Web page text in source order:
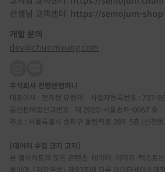
선생님 고객센터: https://semojum-
개발 문의
dev@chunmyung.com
주식회사 천명앤컴퍼니
대표이사 : 전재현 유현재 사업자등록번호 : 737-
통신판매업신고번호 : 제 2023-서울송파-0067 호
주소 : 서울특별시 송파구 올림픽로 289, 5층 (신천
[데이터 수집 금지 고지]
본 웹사이트의 모든 콘텐츠·데이터·이미지·텍스트
물이며, 「저작권법」 제93조에 따른 데이터베이스제